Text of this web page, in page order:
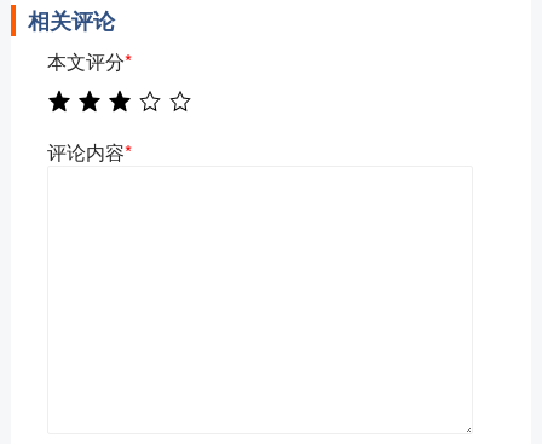
相关评论
本文评分*
评论内容*